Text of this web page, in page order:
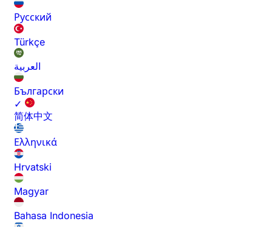
Русский
Türkçe
العربية
Български
✓
简体中文
Ελληνικά
Hrvatski
Magyar
Bahasa Indonesia